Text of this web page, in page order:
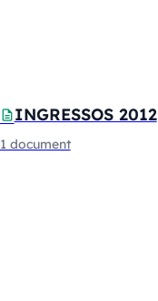
descriptionINGRESSOS 2012
1 document